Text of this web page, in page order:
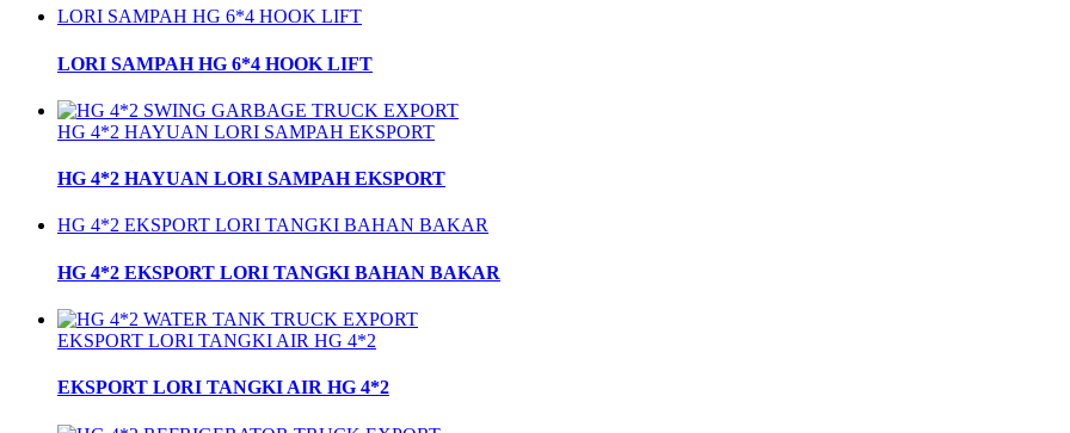
LORI SAMPAH HG 6*4 HOOK LIFT
LORI SAMPAH HG 6*4 HOOK LIFT
HG 4*2 HAYUAN LORI SAMPAH EKSPORT
HG 4*2 HAYUAN LORI SAMPAH EKSPORT
HG 4*2 EKSPORT LORI TANGKI BAHAN BAKAR
HG 4*2 EKSPORT LORI TANGKI BAHAN BAKAR
EKSPORT LORI TANGKI AIR HG 4*2
EKSPORT LORI TANGKI AIR HG 4*2